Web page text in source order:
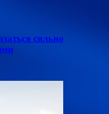
сильно